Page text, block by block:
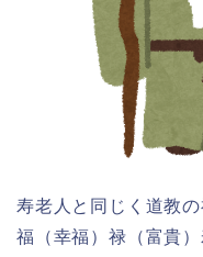
寿老人と同じく道教の
福（幸福）禄（富貴